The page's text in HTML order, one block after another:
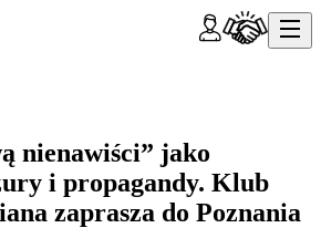
nienawiści” jako
i propagandy. Klub
zaprasza do Poznania